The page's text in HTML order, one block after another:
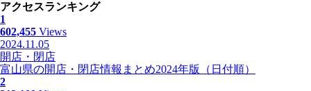
アクセスランキング
1
602,455 Views
2024.11.05
開店・閉店
富山県の開店・閉店情報まとめ2024年版（日付順）
2